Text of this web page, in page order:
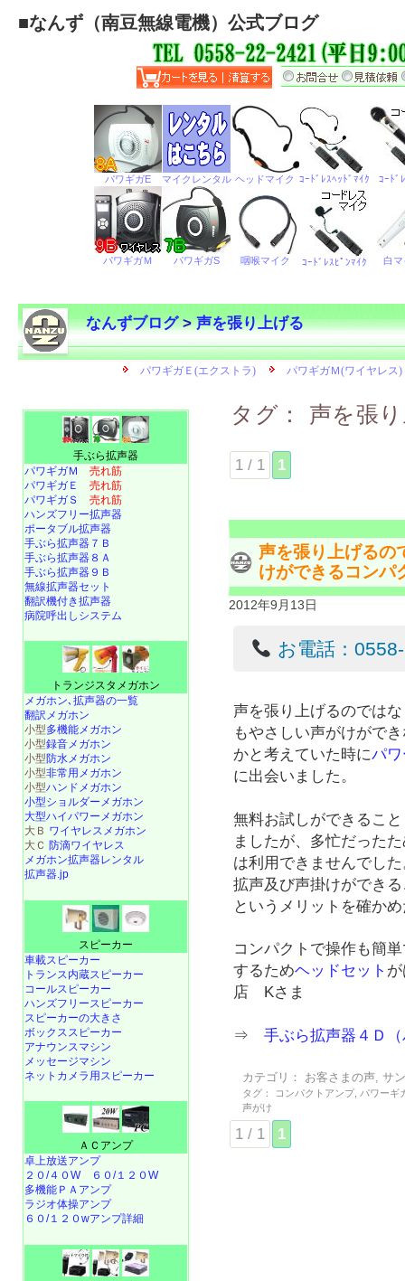
■なんず（南豆無線電機）公式ブログ
なんずブログ>声を張り上げる
タグ： 声を張
1 / 1 1
声を張り上げるの
けができるコンパ
2012年9月13日
お電話：
声を張り上げるのでは
もやさしい声がけがで
かと考えていた時にパ
に出会いました。
無料お試しができるこ
ましたが、多忙だった
は利用できませんでし
拡声及び声掛けができ
というメリットを確か
コンパクトで操作も簡
するためヘッドセット
店 Kさま
⇒手ぶら拡声器４Ｄ
カテゴリ： お客さまの声,サ
タグ： コンパクトアンプ パワーギ
声がけ
1 / 1 1
手ぶら拡声器
パワギガＭ 売れ筋
パワギガＥ 売れ筋
パワギガＳ 売れ筋
ハンズフリー拡声器
ポータブル拡声器
手ぶら拡声器７Ｂ
手ぶら拡声器８Ａ
手ぶら拡声器９Ｂ
無線拡声器セット
翻訳機付き拡声器
病院呼出しシステム
トランジスタメガホン
メガホン､拡声器の一覧
翻訳メガホン
小型多機能メガホン
小型録音メガホン
小型防水メガホン
小型非常用メガホン
小型ハンドメガホン
小型ショルダーメガホン
大型ハイパワーメガホン
大Ｂ ワイヤレスメガホン
大Ｃ 防滴ワイヤレス
メガホン拡声器レンタル
拡声器.jp
スピーカー
車載スピーカー
トランス内蔵スピーカー
コールスピーカー
ハンズフリースピーカー
スピーカーの大きさ
ボックススピーカー
アナウンスマシン
メッセージマシン
ネットカメラ用スピーカー
ＡＣアンプ
卓上放送アンプ
２０/４０W
６０/１２０W
多機能ＰＡアンプ
ラジオ体操アンプ
６０/１２０wアンプ詳細